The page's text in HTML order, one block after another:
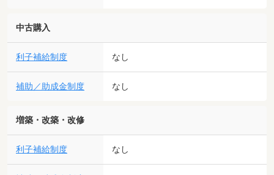
中古購入
利子補給制度 なし
補助／助成金制度 なし
増築・改築・改修
利子補給制度 なし